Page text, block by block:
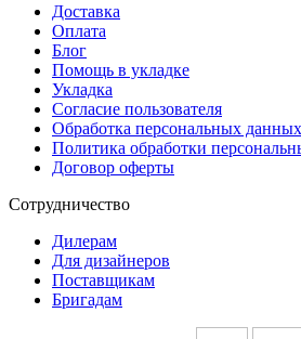
Доставка
Оплата
Блог
Помощь в укладке
Укладка
Согласие пользователя
Обработка персональных данных
Политика обработки
Договор оферты
Сотрудничество
Дилерам
Для дизайнеров
Поставщикам
Бригадам